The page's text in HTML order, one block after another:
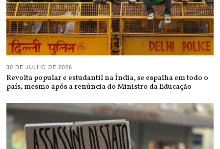
30 DE JULHO DE 2026
Revolta popular e estudantil na Índia, se espalha em todo o
país, mesmo após a renúncia do Ministro da Educação